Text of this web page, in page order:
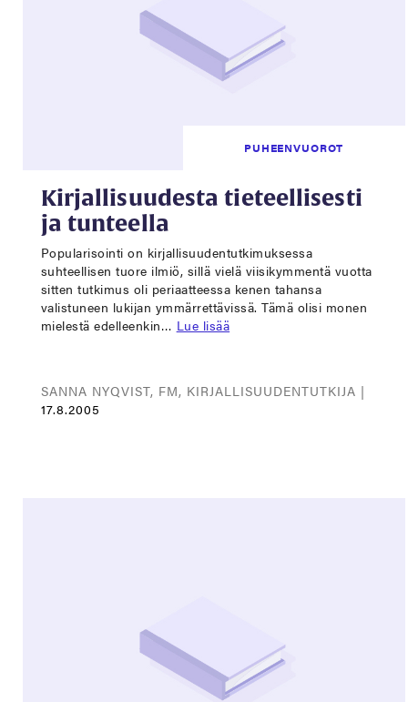
PUHEENVUOROT
Kirjallisuudesta tieteellisesti
ja tunteella
Popularisointi on kirjallisuudentutkimuksessa
suhteellisen tuore ilmiö, sillä vielä viisikymmentä vuotta
sitten tutkimus oli periaatteessa kenen tahansa
valistuneen lukijan ymmärrettävissä. Tämä olisi monen
mielestä edelleenkin… Lue lisää
SANNA NYQVIST, FM, KIRJALLISUUDENTUTKIJA |
17.8.2005